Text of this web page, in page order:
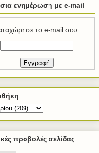
ενημέρωση με e-mail
το e-mail σου:
προβολές σελίδας